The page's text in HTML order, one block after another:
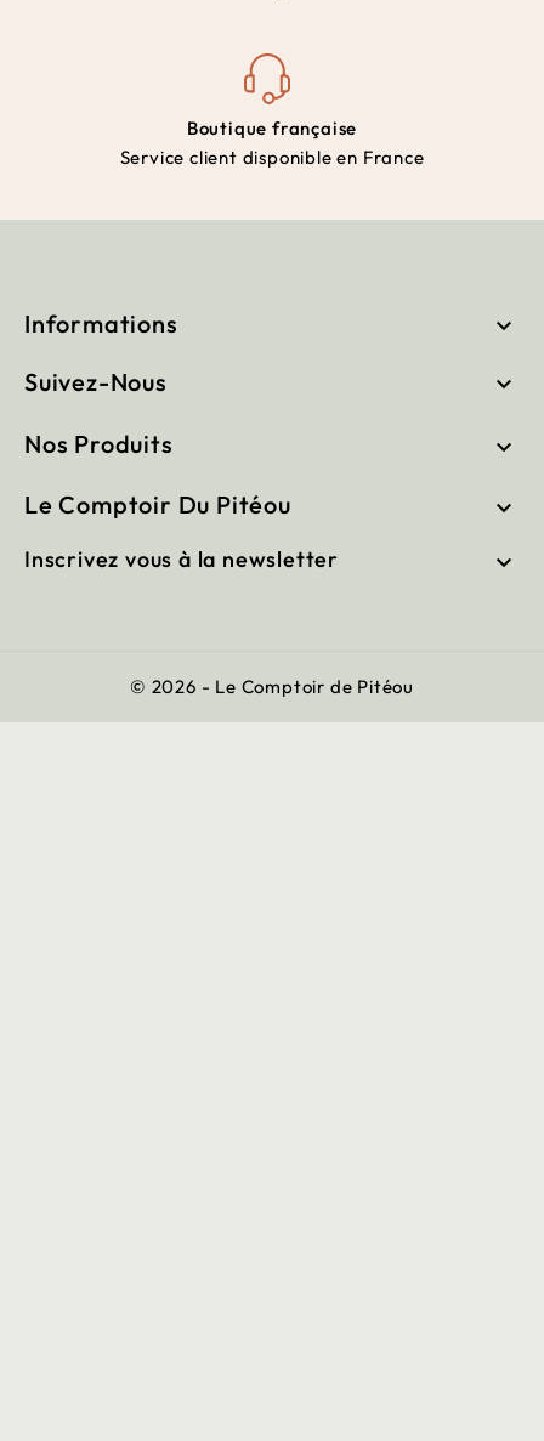
Boutique française
Service client disponible en France
Informations 
Suivez-Nous 
Nos Produits 
Le Comptoir Du Pitéou 
Inscrivez vous à la newsletter 
© 2026 - Le Comptoir de Pitéou